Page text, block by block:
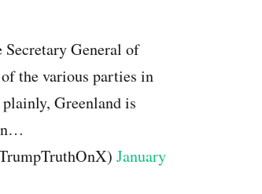
General of
the various parties in
Greenland is
January